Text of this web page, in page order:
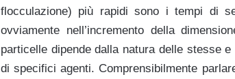
flocculazione) più rapidi sono i tempi di
ovviamente nell’incremento della
particelle dipende dalla natura delle stesse
di specifici agenti. Comprensibilmente